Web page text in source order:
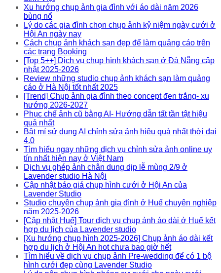
Xu hướng chụp ảnh gia đình với áo dài năm 2026
bùng nổ
Lý do các gia đình chọn chụp ảnh kỷ niệm ngày cưới ở
Hội An ngày nay
Cách chụp ảnh khách sạn đẹp để làm quảng cáo trên
các trang Booking
[Top 5++] Dịch vụ chụp hình khách sạn ở Đà Nẵng cập
nhật 2025-2026
Review những studio chụp ảnh khách sạn làm quảng
cáo ở Hà Nội tốt nhất 2025
[Trend] Chụp ảnh gia đình theo concept đen trắng- xu
hướng 2026-2027
Phục chế ảnh cũ bằng AI- Hướng dẫn tất tần tật hiệu
quả nhất
Bật mí sử dụng AI chỉnh sửa ảnh hiệu quả nhất thời đại
4.0
Tìm hiểu ngay những dịch vụ chỉnh sửa ảnh online uy
tín nhất hiện nay ở Việt Nam
Dịch vụ ghép ảnh chân dung dịp lễ mùng 2/9 ở
Lavender studio Hà Nội
Cập nhật báo giá chụp hình cưới ở Hội An của
Lavender Studio
Studio chuyên chụp ảnh gia đình ở Huế chuyên nghiệp
năm 2025-2026
[Cập nhật Huế] Tour dịch vụ chụp ảnh áo dài ở Huế kết
hợp du lịch của Lavender studio
[Xu hướng chụp hình 2025-2026] Chụp ảnh áo dài kết
hợp du lịch ở Hội An hot chưa bao giờ hết
Tìm hiểu về dịch vụ chụp ảnh Pre-wedding để có 1 bộ
hình cưới đẹp cùng Lavender Studio